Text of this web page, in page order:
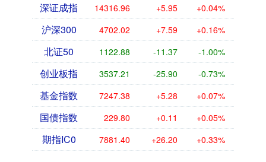
深证成指 14316.96 +5.95 +0.04%
沪深300 4702.02 +7.59 +0.16%
北证50 1122.88 -11.37 -1.00%
创业板指 3537.21 -25.90 -0.73%
基金指数 7247.38 +5.28 +0.07%
国债指数 229.80 +0.11 +0.05%
期指IC0 7881.40 +26.20 +0.33%